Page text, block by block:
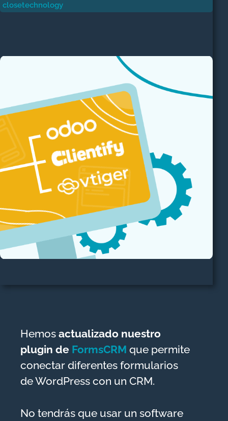
closetechnology
Hemos actualizado nuestro
plugin de FormsCRM que permite
conectar diferentes formularios
de WordPress con un CRM.
No tendrás que usar un software